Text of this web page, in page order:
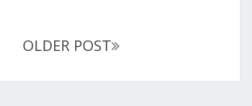
OLDER POST